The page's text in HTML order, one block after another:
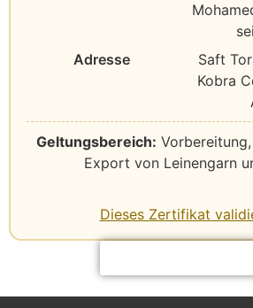
Adresse
Saft
Kobra
Geltungsbereich:
Export von Leinengarn
Dieses Zertifikat